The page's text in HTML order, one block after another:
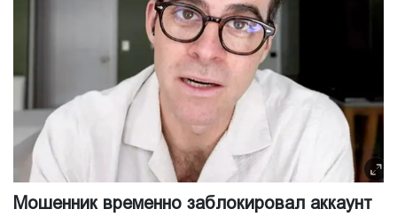
Мошенник временно заблокировал аккаунт